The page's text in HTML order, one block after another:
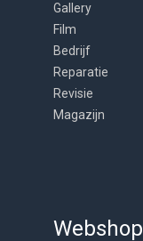
Gallery
Film
Bedrijf
Reparatie
Revisie
Magazijn
Webshop